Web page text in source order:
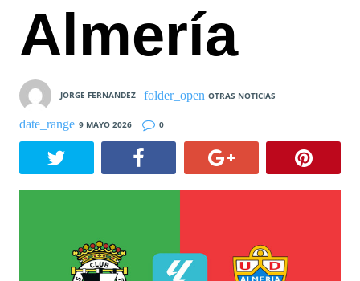
Almería
JORGE FERNANDEZ OTRAS NOTICIAS
9 MAYO 2026 0